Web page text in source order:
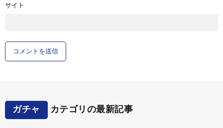
サイト
ガチャ カテゴリの最新記事